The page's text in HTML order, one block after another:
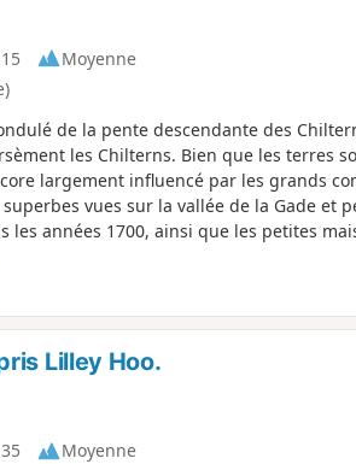
Moyenne
de la pente descendante des
les Chilterns. Bien que les terres
largement influencé par les grands
vues sur la vallée de la Gade et
les années 1700, ainsi que les petites
Lilley Hoo.
Moyenne